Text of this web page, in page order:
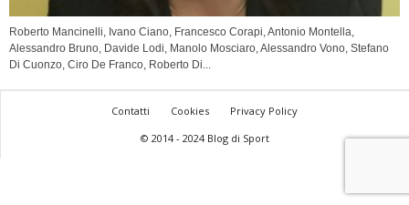
Roberto Mancinelli, Ivano Ciano, Francesco Corapi, Antonio Montella,
Alessandro Bruno, Davide Lodi, Manolo Mosciaro, Alessandro Vono, Stefano
Di Cuonzo, Ciro De Franco, Roberto Di...
Contatti Cookies
Privacy Policy
© 2014 - 2024 Blog di Sport